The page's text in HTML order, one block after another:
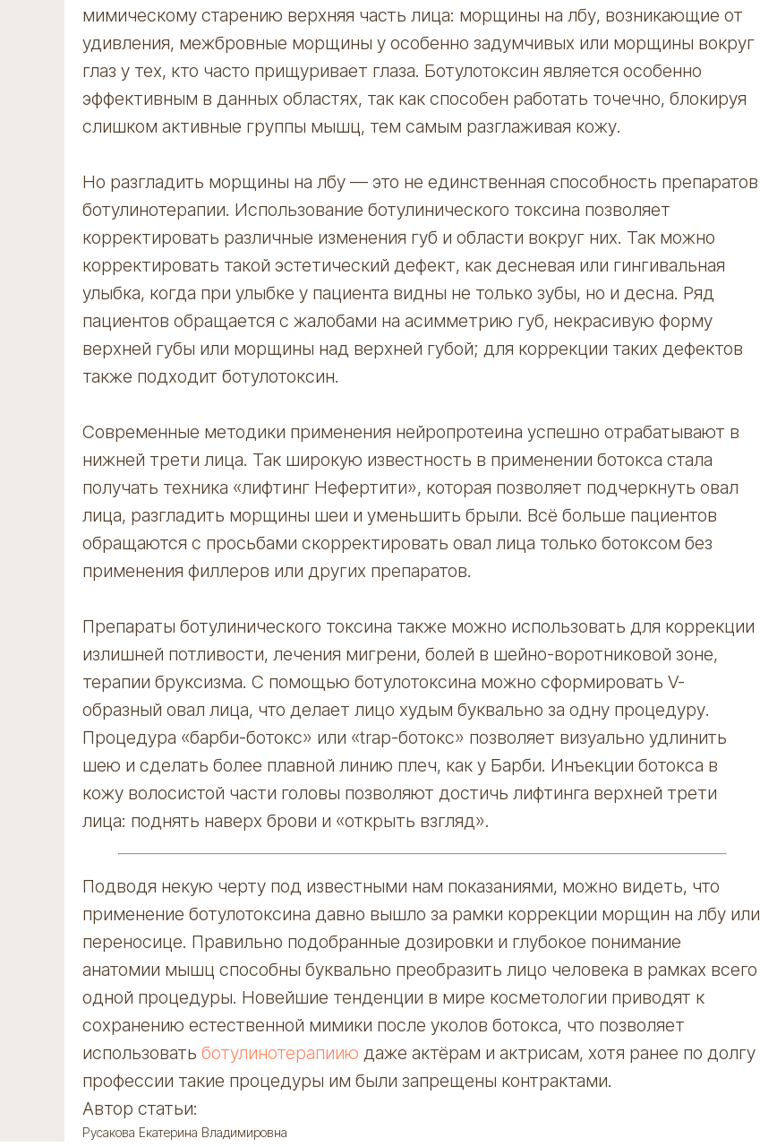
мимическому старению верхняя часть лица: морщины на лбу, возникающие от
удивления, межбровные морщины у особенно задумчивых или морщины вокруг
глаз у тех, кто часто прищуривает глаза. Ботулотоксин является особенно
эффективным в данных областях, так как способен работать точечно, блокируя
слишком активные группы мышц, тем самым разглаживая кожу.
Но разгладить морщины на лбу — это не единственная способность препаратов
ботулинотерапии. Использование ботулинического токсина позволяет
корректировать различные изменения губ и области вокруг них. Так можно
корректировать такой эстетический дефект, как десневая или гингивальная
улыбка, когда при улыбке у пациента видны не только зубы, но и десна. Ряд
пациентов обращается с жалобами на асимметрию губ, некрасивую форму
верхней губы или морщины над верхней губой; для коррекции таких дефектов
также подходит ботулотоксин.
Современные методики применения нейропротеина успешно отрабатывают в
нижней трети лица. Так широкую известность в применении ботокса стала
получать техника «лифтинг Нефертити», которая позволяет подчеркнуть овал
лица, разгладить морщины шеи и уменьшить брыли. Всё больше пациентов
обращаются с просьбами скорректировать овал лица только ботоксом без
применения филлеров или других препаратов.
Препараты ботулинического токсина также можно использовать для коррекции
излишней потливости, лечения мигрени, болей в шейно-воротниковой зоне,
терапии бруксизма. С помощью ботулотоксина можно сформировать V-
образный овал лица, что делает лицо худым буквально за одну процедуру.
Процедура «барби-ботокс» или «trap-ботокс» позволяет визуально удлинить
шею и сделать более плавной линию плеч, как у Барби. Инъекции ботокса в
кожу волосистой части головы позволяют достичь лифтинга верхней трети
лица: поднять наверх брови и «открыть взгляд».
Подводя некую черту под известными нам показаниями, можно видеть, что
применение ботулотоксина давно вышло за рамки коррекции морщин на лбу или
переносице. Правильно подобранные дозировки и глубокое понимание
анатомии мышц способны буквально преобразить лицо человека в рамках всего
одной процедуры. Новейшие тенденции в мире косметологии приводят к
сохранению естественной мимики после уколов ботокса, что позволяет
использовать ботулинотерапиию даже актёрам и актрисам, хотя ранее по долгу
профессии такие процедуры им были запрещены контрактами.
Автор статьи:
Русакова Екатерина Владимировна
Контакты
ИНН 7802928910
ОГРН 1227800105720
Лицензия Л041-01148-78/00641300